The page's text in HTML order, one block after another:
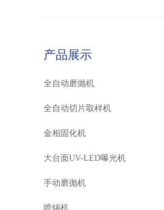
产品展示
全自动磨抛机
全自动切片取样机
金相固化机
大台面UV-LED曝光机
手动磨抛机
喷锡机